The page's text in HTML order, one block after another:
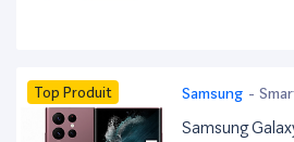
Top Produit Samsung -
Samsung